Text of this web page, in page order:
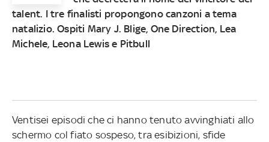
talent. I tre finalisti propongono canzoni a tema
natalizio.Ospiti Mary J. Blige, One Direction, Lea
Michele, Leona Lewis e Pitbull
Ventisei episodi che ci hanno tenuto avvinghiati allo
schermo col fiato sospeso, tra esibizioni, sfide